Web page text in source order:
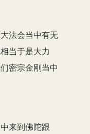
法会当中有无
当于是大力
密宗金刚当中
来到佛陀跟